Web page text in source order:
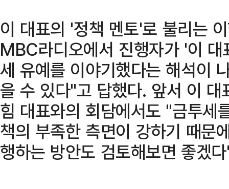
이 대표의 '정책 멘토'로 불리는
MBC라디오에서 진행자가 '이
세 유예를 이야기했다는 해석이
을 수 있다"고 답했다. 앞서 이
힘 대표와의 회담에서도 "금투세
책의 부족한 측면이 강하기 때문
행하는 방안도 검토해보면 좋겠